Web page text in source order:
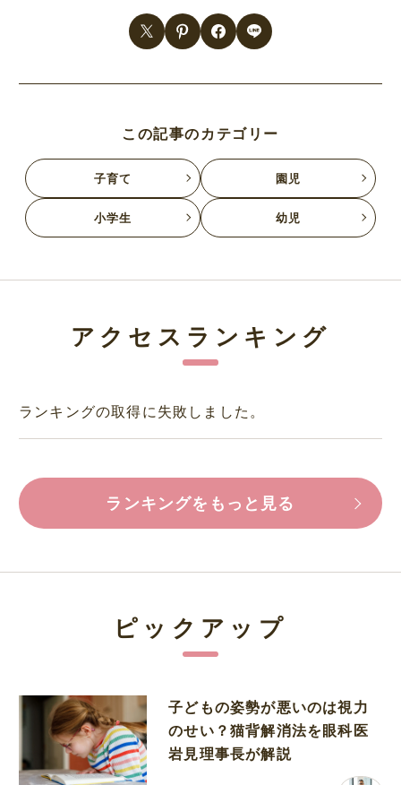
この記事のカテゴリー
子育て 園児
小学生 幼児
アクセスランキング
ランキングの取得に失敗しました。
ランキングをもっと見る
ピックアップ
子どもの姿勢が悪いのは視力
のせい？猫背解消法を眼科医
岩見理事長が解説